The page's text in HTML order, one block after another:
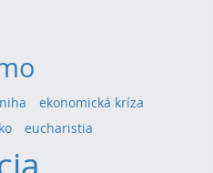
ekonomická kríza
eucharistia